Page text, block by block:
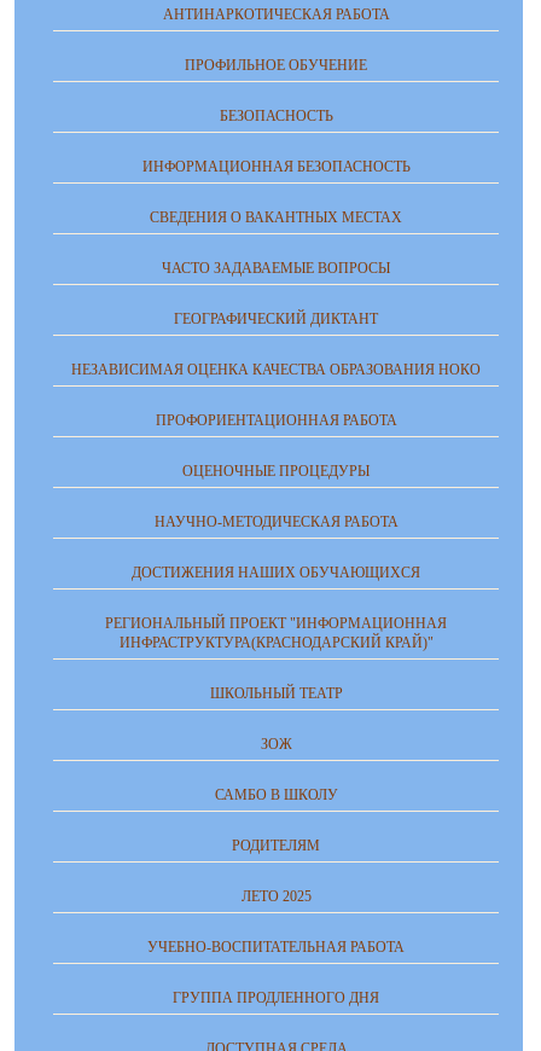
АНТИНАРКОТИЧЕСКАЯ РАБОТА
ПРОФИЛЬНОЕ ОБУЧЕНИЕ
БЕЗОПАСНОСТЬ
ИНФОРМАЦИОННАЯ БЕЗОПАСНОСТЬ
СВЕДЕНИЯ О ВАКАНТНЫХ МЕСТАХ
ЧАСТО ЗАДАВАЕМЫЕ ВОПРОСЫ
ГЕОГРАФИЧЕСКИЙ ДИКТАНТ
НЕЗАВИСИМАЯ ОЦЕНКА КАЧЕСТВА ОБРАЗОВАНИЯ НОКО
ПРОФОРИЕНТАЦИОННАЯ РАБОТА
ОЦЕНОЧНЫЕ ПРОЦЕДУРЫ
НАУЧНО-МЕТОДИЧЕСКАЯ РАБОТА
ДОСТИЖЕНИЯ НАШИХ ОБУЧАЮЩИХСЯ
РЕГИОНАЛЬНЫЙ ПРОЕКТ "ИНФОРМАЦИОННАЯ
ИНФРАСТРУКТУРА(КРАСНОДАРСКИЙ КРАЙ)"
ШКОЛЬНЫЙ ТЕАТР
ЗОЖ
САМБО В ШКОЛУ
РОДИТЕЛЯМ
ЛЕТО 2025
УЧЕБНО-ВОСПИТАТЕЛЬНАЯ РАБОТА
ГРУППА ПРОДЛЕННОГО ДНЯ